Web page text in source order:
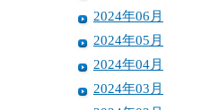
2024年06月
2024年05月
2024年04月
2024年03月